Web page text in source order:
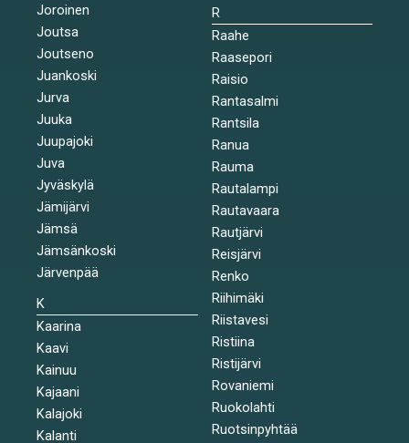
Joroinen
Joutsa
Joutseno
Juankoski
Jurva
Juuka
Juupajoki
Juva
Jyväskylä
Jämijärvi
Jämsä
Jämsänkoski
Järvenpää
K
Kaarina
Kaavi
Kainuu
Kajaani
Kalajoki
Kalanti
R
Raahe
Raasepori
Raisio
Rantasalmi
Rantsila
Ranua
Rauma
Rautalampi
Rautavaara
Rautjärvi
Reisjärvi
Renko
Riihimäki
Riistavesi
Ristiina
Ristijärvi
Rovaniemi
Ruokolahti
Ruotsinpyhtää